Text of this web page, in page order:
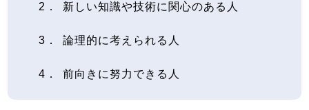
新しい知識や技術に関心のある人
論理的に考えられる人
前向きに努力できる人